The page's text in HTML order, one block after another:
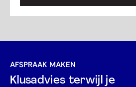
AFSPRAAK MAKEN
Klusadvies terwijl je